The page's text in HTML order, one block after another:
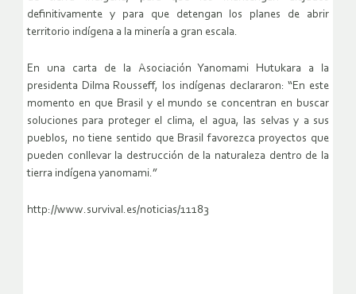
definitivamente y para que detengan los planes de abrir
territorio indígena a la minería a gran escala.
En una carta de la Asociación Yanomami Hutukara a la
presidenta Dilma Rousseff, los indígenas declararon: “En este
momento en que Brasil y el mundo se concentran en buscar
soluciones para proteger el clima, el agua, las selvas y a sus
pueblos, no tiene sentido que Brasil favorezca proyectos que
pueden conllevar la destrucción de la naturaleza dentro de la
tierra indígena yanomami.”
http://www.survival.es/noticias/11183